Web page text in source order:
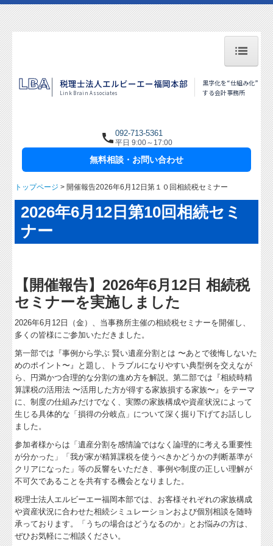
トップページ
北九州本部はこちら
私たちの強み
採用情報
LBA 税理士法人エルビーエー福岡本部
Link Brain Associates
黒字化を“仕組み化”
する会計事務所
092-713-5361
平日 9:00～17:00
無料相談・お問い合わせ
トップページ 開催報告2026年6月12日第１０回相続税セミナー
2026年6月12日第10回相続セミ
ナー
【開催報告】2026年6月12日 相続税
セミナーを実施しました
2026年6月12日（金）、当事務所主催の相続税セミナーを開催し、
多くの皆様にご参加いただきました。
第一部では『事例から学ぶ 賢い遺産分割とは 〜あとで後悔しないた
めのポイント〜』と題し、トラブルになりやすい典型例を交えなが
ら、円満かつ合理的な分割の進め方を解説。第二部では『相続時精
算課税の活用法 〜活用した方が得する家族損する家族〜』をテーマ
に、制度の仕組みだけでなく、実際の家族構成や資産状況によって
生じる具体的な「損得の分岐点」について深く掘り下げてお話しし
ました。
参加者様からは「遺産分割を感情論ではなく論理的に考える重要性
が分かった」「我が家が精算課税を使うべきかどうかの判断基準が
クリアになった」等の反響をいただき、事例や制度の正しい理解が
不可欠であることを共有する機会となりました。
税理士法人エルビーエー福岡本部では、お客様それぞれの家族構成
や資産状況に合わせた相続シミュレーションおよび個別相談を随時
承っております。「うちの場合はどうなるのか」とお悩みの方は、
ぜひお気軽にご相談ください。